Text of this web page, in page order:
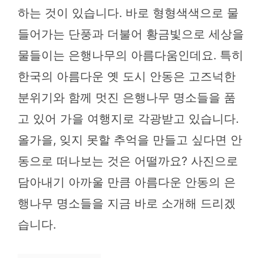
하는 것이 있습니다. 바로 형형색색으로 물
들어가는 단풍과 더불어 황금빛으로 세상을
물들이는 은행나무의 아름다움인데요. 특히
한국의 아름다운 옛 도시 안동은 고즈넉한
분위기와 함께 멋진 은행나무 명소들을 품
고 있어 가을 여행지로 각광받고 있습니다.
올가을, 잊지 못할 추억을 만들고 싶다면 안
동으로 떠나보는 것은 어떨까요? 사진으로
담아내기 아까울 만큼 아름다운 안동의 은
행나무 명소들을 지금 바로 소개해 드리겠
습니다.